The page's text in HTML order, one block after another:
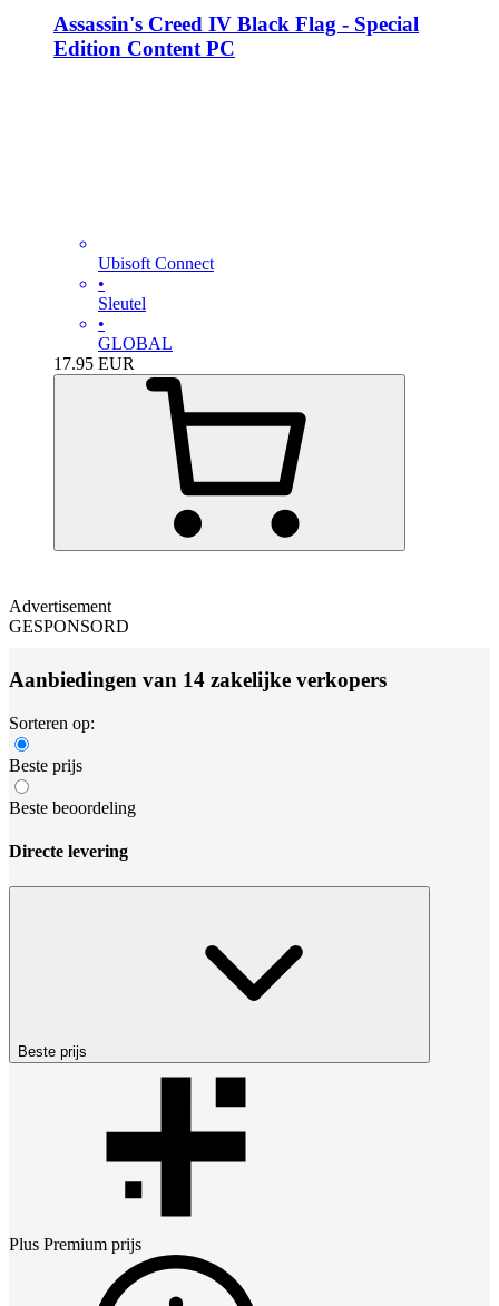
Assassin's Creed IV Black Flag - Special
Edition Content PC
Ubisoft Connect
•
Sleutel
•
GLOBAL
17.95 EUR
Advertisement
GESPONSORD
Aanbiedingen van 14 zakelijke verkopers
Sorteren op:
Beste prijs
Beste beoordeling
Directe levering
Beste prijs
Plus Premium prijs